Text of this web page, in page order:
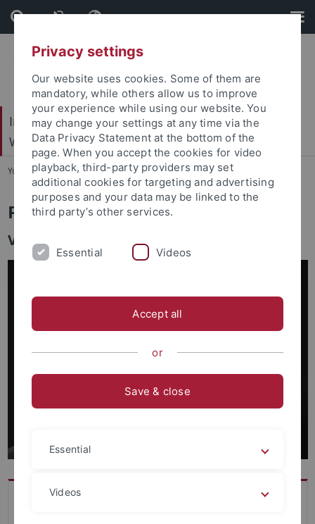
Skip
to
content
Skip
to
footer
Internationales Zentrum für Ethik in den
Wissenschaften (IZEW)
You are here: Startseite ... Team
Prof. Dr. Dr. Urban Wiesing
Vorstandsmitglied des IZEW
Prof. Dr. Dr. Wiesing studierte Medizin, Philosophie,
Privacy settings
Our website uses cookies. Some of them are
mandatory, while others allow us to improve
your experience while using our website. You
may change your settings at any time via the
Data Privacy Statement at the bottom of the
page. When you accept the cookies for video
playback, third-party providers may set
additional cookies for targeting and advertising
purposes and your data may be linked to the
third party’s other services.
Essential Videos
Accept all
or
Save & close
Essential
Videos